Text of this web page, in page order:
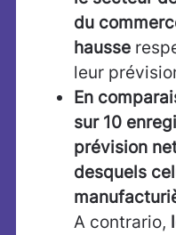
du
hausse
leur
En
sur 10
prévision
desquels
A contrario,